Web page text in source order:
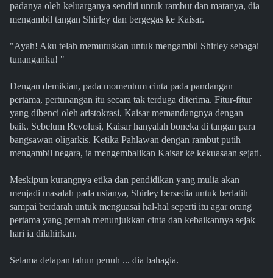
padanya oleh keluarganya sendiri untuk rambut dan matanya, dia
mengambil tangan Shirley dan bergegas ke Kaisar.
"Ayah! Aku telah memutuskan untuk mengambil Shirley sebagai
tunanganku! "
Dengan demikian, pada momentum cinta pada pandangan
pertama, pertunangan itu secara tak terduga diterima. Fitur-fitur
yang dibenci oleh aristokrasi, Kaisar memandangnya dengan
baik. Sebelum Revolusi, Kaisar hanyalah boneka di tangan para
bangsawan oligarkis. Ketika Pahlawan dengan rambut putih
mengambil negara, ia mengembalikan Kaisar ke kekuasaan sejati.
Meskipun kurangnya etika dan pendidikan yang mulia akan
menjadi masalah pada usianya, Shirley bersedia untuk berlatih
sampai berdarah untuk menguasai hal-hal seperti itu agar orang
pertama yang pernah menunjukkan cinta dan kebaikannya sejak
hari ia dilahirkan.
Selama delapan tahun penuh ... dia bahagia.